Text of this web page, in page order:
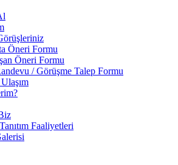
Öneri Formu
Öneri Formu
/ Görüşme Talep Formu
Faaliyetleri